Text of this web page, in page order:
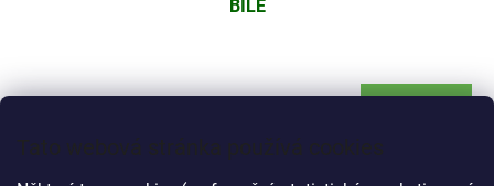
Tato webová stránka používá cookies
BÍLÉ
Pokud potřebujete použít zrcadlo, jednoduše otevřete kryt